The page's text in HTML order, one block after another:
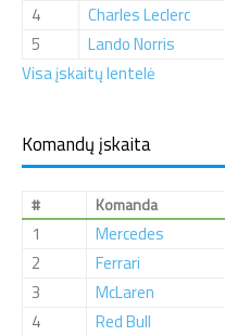
4
Charles Leclerc
5
Lando Norris
Visa įskaitų lentelė
Komandų įskaita
# Komanda
1 Mercedes
2
Ferrari
3
McLaren
4
Red Bull